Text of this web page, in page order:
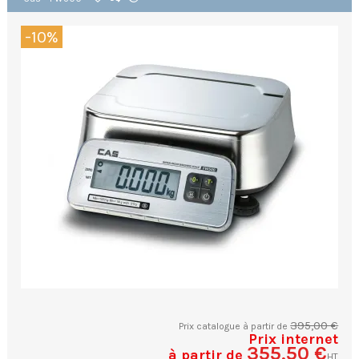
-10%
Prix catalogue à partir de395,00 €
Prix internet
à partir de 355,50 €